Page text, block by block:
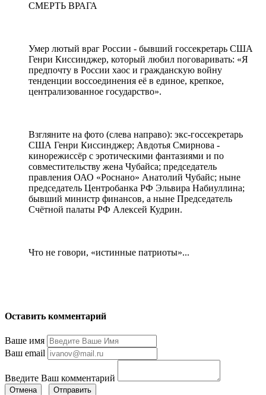
СМЕРТЬ ВРАГА
Умер лютый враг России - бывший госсекретарь США
Генри Киссинджер, который любил поговаривать: «Я
предпочту в России хаос и гражданскую войну
тенденции воссоединения её в единое, крепкое,
централизованное государство».
Взгляните на фото (слева направо): экс-госсекретарь
США Генри Киссинджер; Авдотья Смирнова -
кинорежиссёр с эротическими фантазиями и по
совместительству жена Чубайса; председатель
правления ОАО «Роснано» Анатолий Чубайс; ныне
председатель Центробанка РФ Эльвира Набиуллина;
бывший министр финансов, а ныне Председатель
Счётной палаты РФ Алексей Кудрин.
Что не говори, «истинные патриоты»...
Оставить комментарий
Ваше имя
Ваш email
Введите Ваш комментарий
Отмена Отправить